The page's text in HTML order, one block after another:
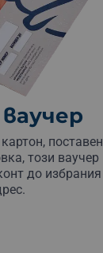
поставен
този ваучер
до избрания